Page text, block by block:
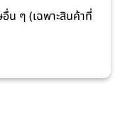
น ๆ (เฉพาะสินค้าที่